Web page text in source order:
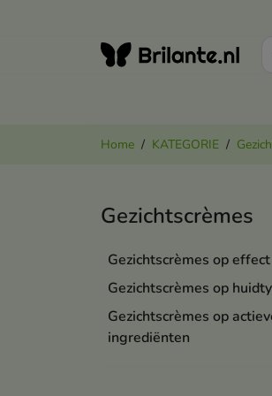
Home KATEGORIE
Gezichtscrèmes
Gezichtscrèmes op effect
Gezichtscrèmes op
Gezichtscrèmes op
ingrediënten